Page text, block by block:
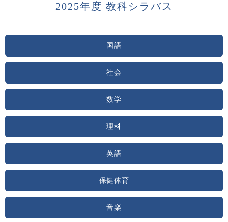
2025年度 教科シラバス
国語
社会
数学
理科
英語
保健体育
音楽